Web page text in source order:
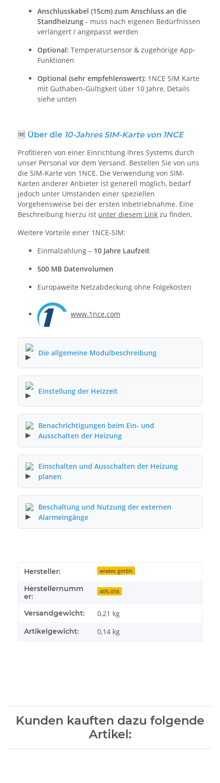
Anschlusskabel (15cm) zum Anschluss an die
Standheizung - muss nach eigenen Bedürfnissen
verlängert / angepasst werden
Optional: Temperatursensor & zugehörige App-
Funktionen
Optional (sehr empfehlenswert): 1NCE SIM Karte
mit Guthaben-Gültigkeit über 10 Jahre, Details
siehe unten
🆓 Über die 10-Jahres SIM-Karte von 1NCE
Profitieren von einer Einrichtung Ihres Systems durch
unser Personal vor dem Versand. Bestellen Sie von uns
die SIM-Karte von 1NCE. Die Verwendung von SIM-
Karten anderer Anbieter ist generell möglich, bedarf
jedoch unter Umständen einer speziellen
Vorgehensweise bei der ersten Inbetriebnahme. Eine
Beschreibung hierzu ist unter diesem Link zu finden.
Weitere Vorteile einer 1NCE-SIM:
Einmalzahlung – 10 Jahre Laufzeit
500 MB Datenvolumen
Europaweite Netzabdeckung ohne Folgekosten
www.1nce.com
Die allgemeine Modulbeschreibung
Einstellung der Heizzeit
Benachrichtigungen beim Ein- und
Ausschalten der Heizung
Einschalten und Ausschalten der Heizung
planen
Beschaltung und Nutzung der externen
Alarmeingänge
Hersteller: wiatec gmbh
Herstellernumm
er:
405-016
Versandgewicht: 0,21 kg
Artikelgewicht: 0,14 kg
Kunden kauften dazu folgende
Artikel: